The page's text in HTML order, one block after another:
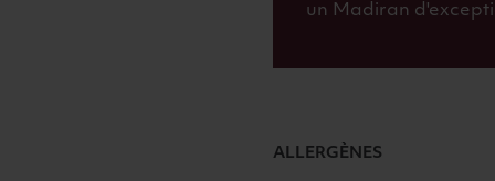
un Madiran
ALLERGÈNES